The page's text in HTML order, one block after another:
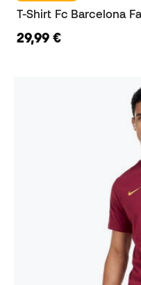
T-Shirt Fc Barcelona
29,99 €